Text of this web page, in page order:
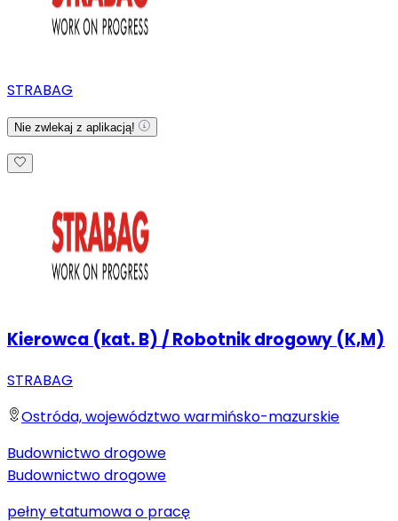
STRABAG
Nie zwlekaj z aplikacją!
Kierowca (kat. B) / Robotnik drogowy (K,M)
STRABAG
Ostróda, województwo warmińsko-mazurskie
Budownictwo drogowe
Budownictwo drogowe
pełny etatumowa o pracę